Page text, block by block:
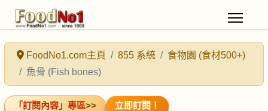
FoodNo1.com主頁 855 系統
食物園 (食材500+)
魚骨 (Fish bones)
「訂閱內容」專區>> 立即訂閱！